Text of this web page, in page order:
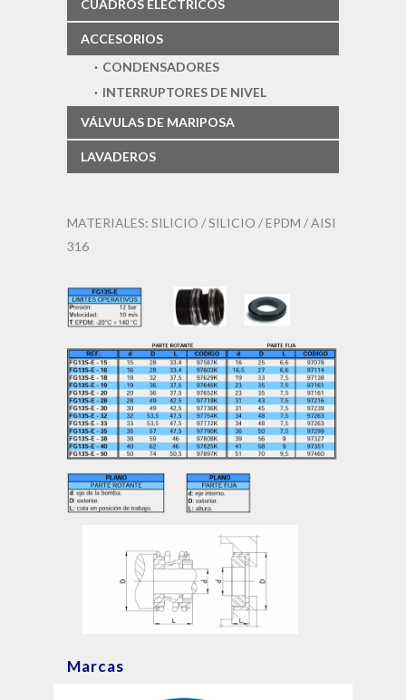
CUADROS ELÉCTRICOS
ACCESORIOS
CONDENSADORES
INTERRUPTORES DE NIVEL
VÁLVULAS DE MARIPOSA
LAVADEROS
MATERIALES: SILICIO / SILICIO / EPDM / AISI
316
Marcas